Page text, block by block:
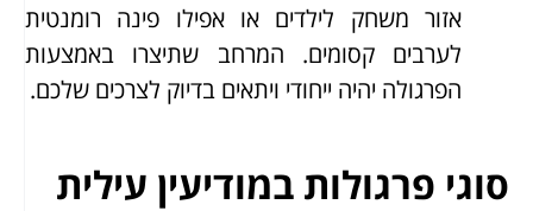
אזור משחק לילדים או אפילו פינה רומנטית
לערבים קסומים. המרחב שתיצרו באמצעות
הפרגולה יהיה ייחודי ויתאים בדיוק לצרכים שלכם.
סוגי פרגולות במודיעין עילית